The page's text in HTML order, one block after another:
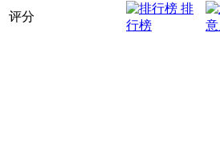
评分
排
行榜